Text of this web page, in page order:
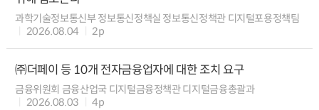
과학기술정보통신부 정보통신정책실 정보통신정책관 디지털포용정책팀
2026.08.04
2p
㈜더페이 등 10개 전자금융업자에 대한 조치 요구
금융위원회 금융산업국 디지털금융정책관 디지털금융총괄과
2026.08.03
4p